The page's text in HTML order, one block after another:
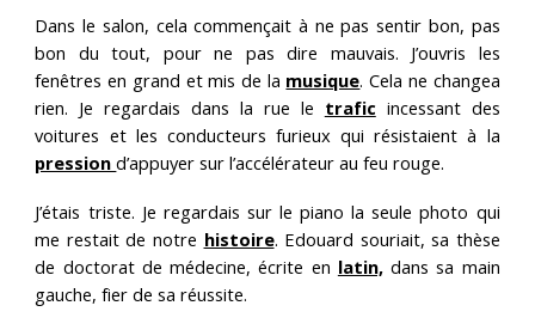
Dans le salon, cela commençait à ne pas sentir bon, pas
bon du tout, pour ne pas dire mauvais. J’ouvris les
fenêtres en grand et mis de la musique. Cela ne changea
rien. Je regardais dans la rue le trafic incessant des
voitures et les conducteurs furieux qui résistaient à la
pressiond’appuyer sur l’accélérateur au feu rouge.
J’étais triste. Je regardais sur le piano la seule photo qui
me restait de notre histoire. Edouard souriait, sa thèse
de doctorat de médecine, écrite en latin,dans sa main
gauche, fier de sa réussite.